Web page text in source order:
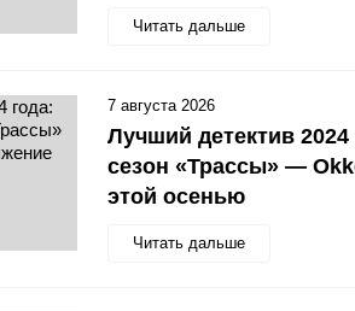
Читать дальше
Лучший детектив
сезон «Трассы» —
этой осенью
Читать дальше
7 августа 2026